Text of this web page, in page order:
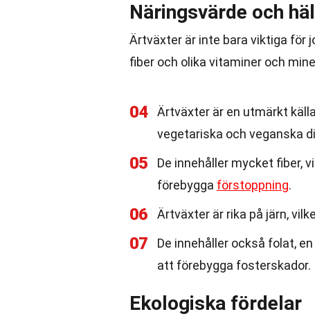
Näringsvärde och
Ärtväxter är inte bara viktiga för
fiber och olika vitaminer och
04
Ärtväxter är en utmärkt
vegetariska och veganska
05
De innehåller mycket fiber,
förebygga förstoppning.
06 Ärtväxter är rika på järn,
07
De innehåller också folat,
att förebygga fosterskador.
Ekologiska fördelar